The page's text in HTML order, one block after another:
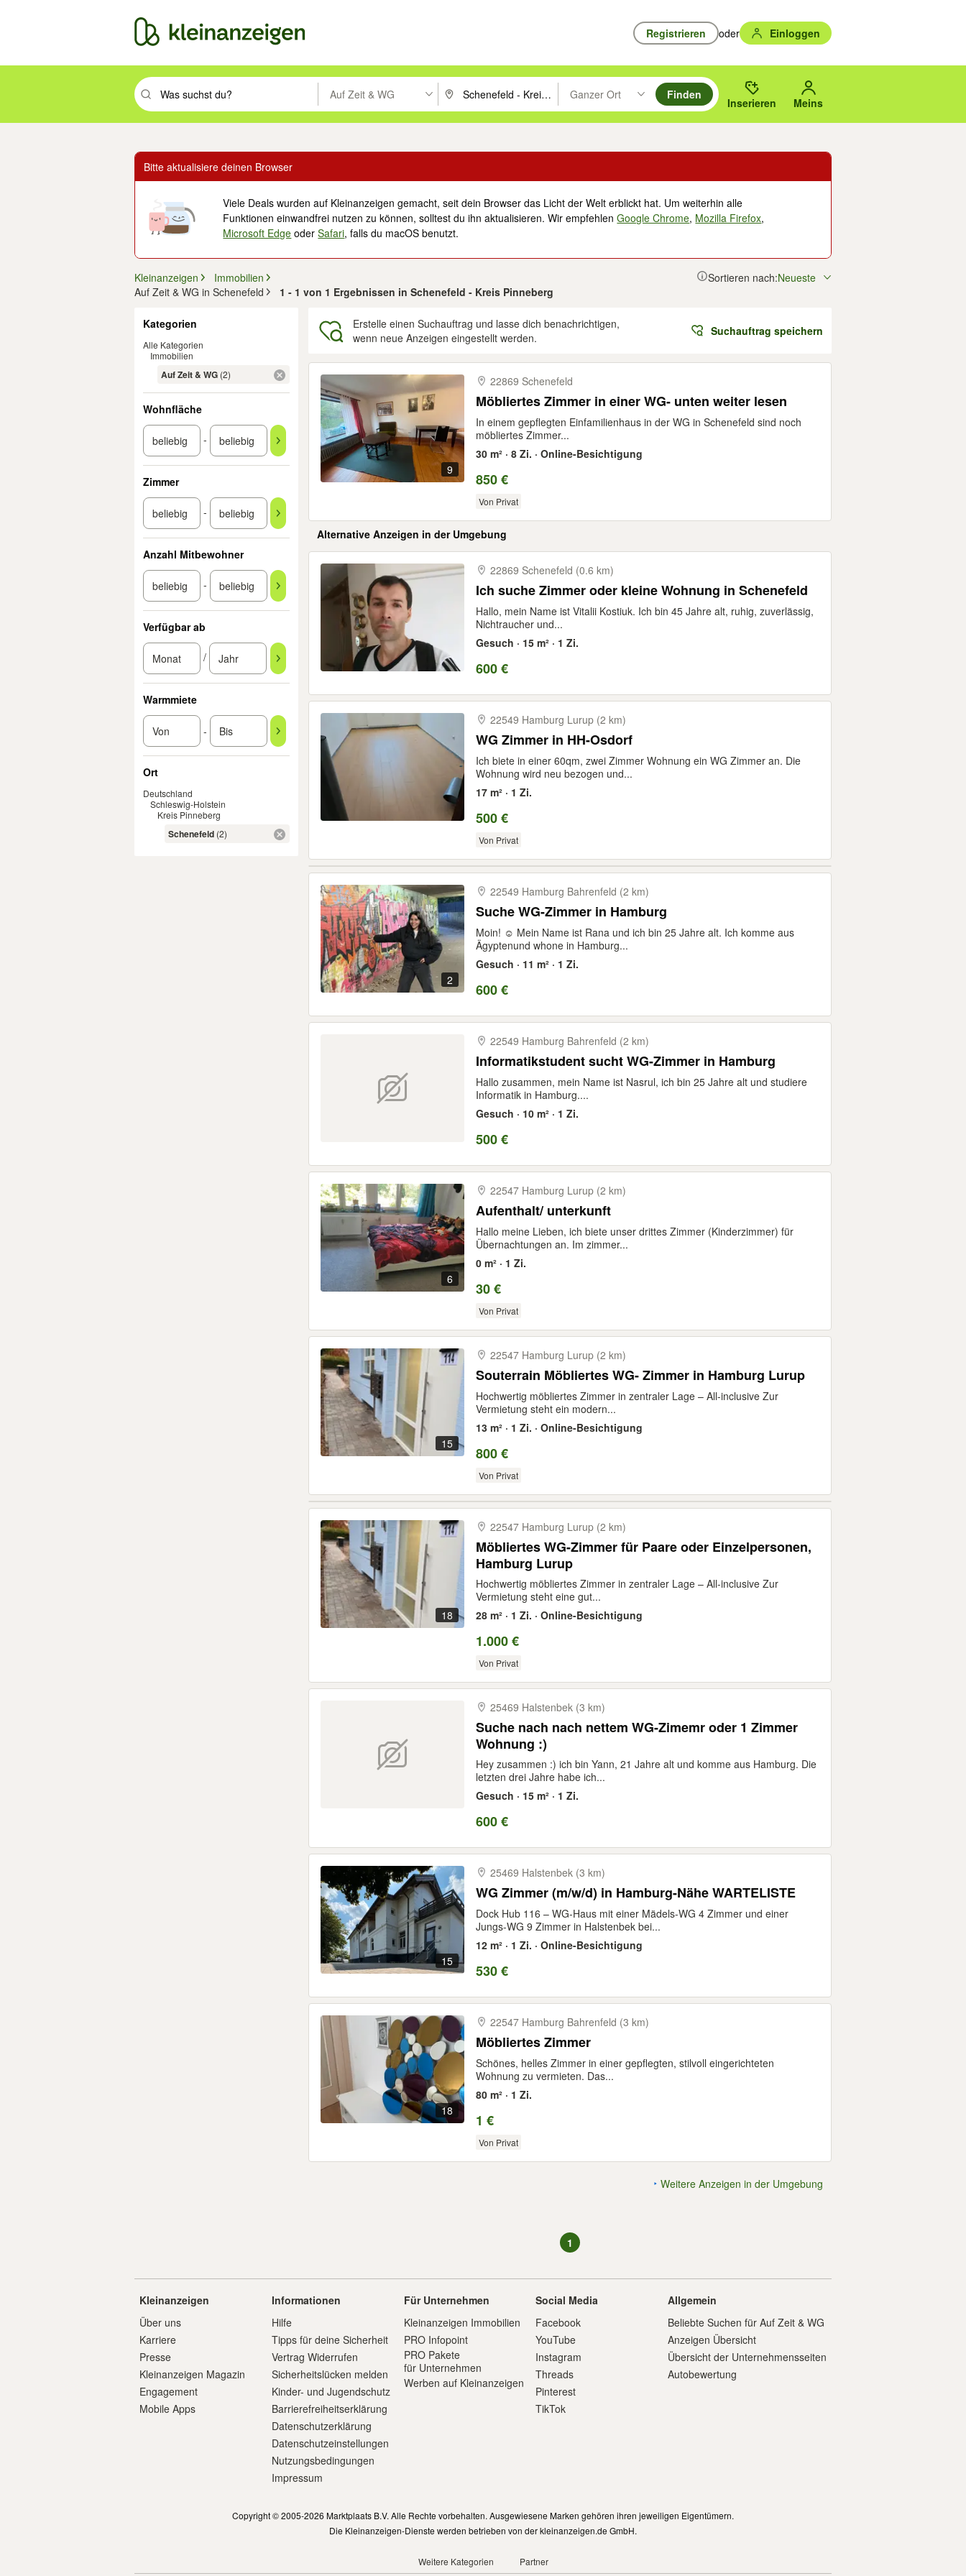
Registrieren oder Einloggen
Suchbegriff eingeben. Eingabetaste drücken um zu suchen, oder Vorschläge mit den Pfeiltasten nach oben/unten durchsuchen und mit Eingabetaste auswählen.
Auf Zeit & WG PLZ oder Ort eingeben. Eingabetaste drücken um zu suchen, oder Vorschläge mit den Pfeiltasten nach oben/
Ganzer Ort
Suche im Umkreis des gewählten Orts oder PLZ.
Finden
Inserieren Meins
Bitte aktualisiere deinen Browser
Viele Deals wurden auf Kleinanzeigen gemacht, seit dein Browser das Licht der Welt erblickt hat. Um weiterhin alle
Funktionen einwandfrei nutzen zu können, solltest du ihn aktualisieren. Wir empfehlenGoogle Chrome, Mozilla Firefox,
Microsoft Edge oderSafari, falls du macOS benutzt.
Kleinanzeigen
Immobilien
Auf Zeit & WG in Schenefeld
1 - 1 von 1 Ergebnissen in Schenefeld - Kreis Pinneberg
Sortieren nach:Neueste
Kategorien
Alle Kategorien
Immobilien
Auf Zeit & WG (2)
Wohnfläche
-
Zimmer
-
Anzahl Mitbewohner
-
Verfügbar ab
/
Warmmiete
-
Ort
Deutschland
Schleswig-Holstein
Kreis Pinneberg
Schenefeld (2)
Erstelle einen Suchauftrag und lasse dich benachrichtigen,
wenn neue Anzeigen eingestellt werden.
Suchauftrag speichern
9
22869 Schenefeld
Möbliertes Zimmer in einer WG- unten weiter lesen
In einem gepflegten Einfamilienhaus in der WG in Schenefeld sind noch
möbliertes Zimmer...
30 m² · 8 Zi. · Online-Besichtigung
850 €
Von Privat
Alternative Anzeigen in der Umgebung
22869 Schenefeld (0.6 km)
Ich suche Zimmer oder kleine Wohnung in Schenefeld
Hallo, mein Name ist Vitalii Kostiuk. Ich bin 45 Jahre alt, ruhig, zuverlässig,
Nichtraucher und...
Gesuch · 15 m² · 1 Zi.
600 €
22549 Hamburg Lurup (2 km)
WG Zimmer in HH-Osdorf
Ich biete in einer 60qm, zwei Zimmer Wohnung ein WG Zimmer an. Die
Wohnung wird neu bezogen und...
17 m² · 1 Zi.
500 €
Von Privat
2
22549 Hamburg Bahrenfeld (2 km)
Suche WG-Zimmer in Hamburg
Moin! ☺ Mein Name ist Rana und ich bin 25 Jahre alt. Ich komme aus
Ägyptenund whone in Hamburg...
Gesuch · 11 m² · 1 Zi.
600 €
22549 Hamburg Bahrenfeld (2 km)
Informatikstudent sucht WG-Zimmer in Hamburg
Hallo zusammen, mein Name ist Nasrul, ich bin 25 Jahre alt und studiere
Informatik in Hamburg....
Gesuch · 10 m² · 1 Zi.
500 €
6
22547 Hamburg Lurup (2 km)
Aufenthalt/ unterkunft
Hallo meine Lieben, ich biete unser drittes Zimmer (Kinderzimmer) für
Übernachtungen an. Im zimmer...
0 m² · 1 Zi.
30 €
Von Privat
15
22547 Hamburg Lurup (2 km)
Souterrain Möbliertes WG- Zimmer in Hamburg Lurup
Hochwertig möbliertes Zimmer in zentraler Lage – All-inclusive Zur
Vermietung steht ein modern...
13 m² · 1 Zi. · Online-Besichtigung
800 €
Von Privat
18
22547 Hamburg Lurup (2 km)
Möbliertes WG-Zimmer für Paare oder Einzelpersonen,
Hamburg Lurup
Hochwertig möbliertes Zimmer in zentraler Lage – All-inclusive Zur
Vermietung steht eine gut...
28 m² · 1 Zi. · Online-Besichtigung
1.000 €
Von Privat
25469 Halstenbek (3 km)
Suche nach nach nettem WG-Zimemr oder 1 Zimmer
Wohnung :)
Hey zusammen :) ich bin Yann, 21 Jahre alt und komme aus Hamburg. Die
letzten drei Jahre habe ich...
Gesuch · 15 m² · 1 Zi.
600 €
15
25469 Halstenbek (3 km)
WG Zimmer (m/w/d) in Hamburg-Nähe WARTELISTE
Dock Hub 116 – WG-Haus mit einer Mädels-WG 4 Zimmer und einer
Jungs-WG 9 Zimmer in Halstenbek bei...
12 m² · 1 Zi. · Online-Besichtigung
530 €
18
22547 Hamburg Bahrenfeld (3 km)
Möbliertes Zimmer
Schönes, helles Zimmer in einer gepflegten, stilvoll eingerichteten
Wohnung zu vermieten. Das...
80 m² · 1 Zi.
1 €
Von Privat
Weitere Anzeigen in der Umgebung
1
Kleinanzeigen
Über uns
Karriere
Presse
Kleinanzeigen Magazin
Engagement
Mobile Apps
Informationen
Hilfe
Tipps für deine Sicherheit
Vertrag Widerrufen
Sicherheitslücken melden
Kinder- und Jugendschutz
Barrierefreiheitserklärung
Datenschutzerklärung
Datenschutzeinstellungen
Nutzungsbedingungen
Impressum
Für Unternehmen
Kleinanzeigen Immobilien
PRO Infopoint
PRO Pakete
für Unternehmen
Werben auf Kleinanzeigen
Social Media
Facebook
YouTube
Instagram
Threads
Pinterest
TikTok
Allgemein
Beliebte Suchen für Auf Zeit & WG
Anzeigen Übersicht
Übersicht der Unternehmensseiten
Autobewertung
Copyright © 2005-2026 Marktplaats B.V. Alle Rechte vorbehalten. Ausgewiesene Marken gehören ihren jeweiligen Eigentümern.
Die Kleinanzeigen-Dienste werden betrieben von der kleinanzeigen.de GmbH.
Weitere Kategorien Partner